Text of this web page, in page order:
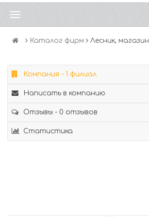
Каталог фирм Лесник, магазин
Компания - 1 филиал
Написать в компанию
Отзывы - 0 отзывов
Статистика